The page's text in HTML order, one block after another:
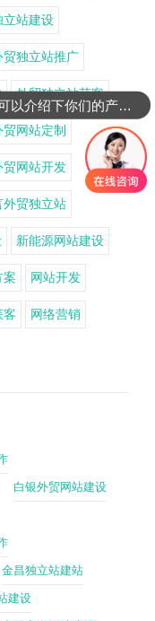
立站建设
贸独立站推广
外贸独立站获客
贸网站定制
贸网站开发
外贸独立站
新能源网站建设
案 网站开发
客 网络营销
白银外贸网站建设
金昌独立站建站
建设
可以介绍下你们的产品么